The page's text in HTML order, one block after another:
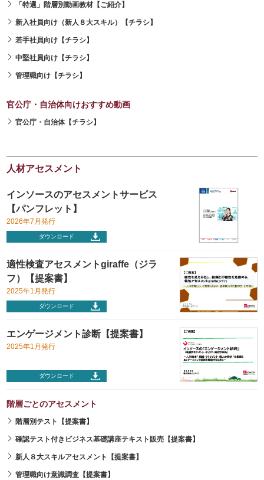
「特選」階層別動画教材【ご紹介】
新入社員向け（新人８大スキル）【チラシ】
若手社員向け【チラシ】
中堅社員向け【チラシ】
管理職向け【チラシ】
官公庁・自治体向けおすすめ動画
官公庁・自治体【チラシ】
人材アセスメント
インソースのアセスメントサービス
【パンフレット】
2026年7月発行
ダウンロード
適性検査アセスメントgiraffe（ジラ
フ）【提案書】
2025年1月発行
ダウンロード
エンゲージメント診断【提案書】
2025年1月発行
ダウンロード
階層ごとのアセスメント
階層別テスト【提案書】
確認テスト付きビジネス基礎講座テキスト販売【提案書】
新人８大スキルアセスメント【提案書】
管理職向け意識調査【提案書】